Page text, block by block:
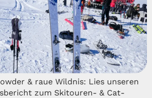
& raue Wildnis: Lies unseren
zum Skitouren- & Cat-